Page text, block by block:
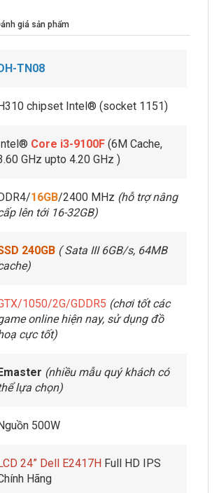
giá sản phẩm
TN08
chipset Intel® (socket 1151)
Core i3-9100F (6M Cache,
GHz upto 4.20 GHz )
16GB/2400 MHz (hỗ trợ nâng
lên tới 16-32GB)
240GB ( Sata III 6GB/s, 64MB
1050/2G/GDDR5 (chơi tốt các
online hiện nay, sử dụng đồ
cực tốt)
(nhiều mẫu quý khách có
lựa chọn)
500W
24” Dell E2417H Full HD IPS
Hãng